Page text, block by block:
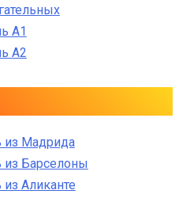
A1
A2
из Мадрида
из Барселоны
из Аликанте